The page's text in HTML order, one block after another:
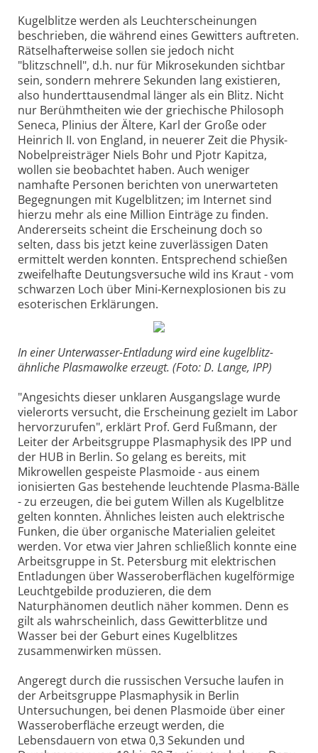
Kugelblitze werden als Leuchterscheinungen
beschrieben, die während eines Gewitters auftreten.
Rätselhafterweise sollen sie jedoch nicht
"blitzschnell", d.h. nur für Mikrosekunden sichtbar
sein, sondern mehrere Sekunden lang existieren,
also hunderttausendmal länger als ein Blitz. Nicht
nur Berühmtheiten wie der griechische Philosoph
Seneca, Plinius der Ältere, Karl der Große oder
Heinrich II. von England, in neuerer Zeit die Physik-
Nobelpreisträger Niels Bohr und Pjotr Kapitza,
wollen sie beobachtet haben. Auch weniger
namhafte Personen berichten von unerwarteten
Begegnungen mit Kugelblitzen; im Internet sind
hierzu mehr als eine Million Einträge zu finden.
Andererseits scheint die Erscheinung doch so
selten, dass bis jetzt keine zuverlässigen Daten
ermittelt werden konnten. Entsprechend schießen
zweifelhafte Deutungsversuche wild ins Kraut - vom
schwarzen Loch über Mini-Kernexplosionen bis zu
esoterischen Erklärungen.
In einer Unterwasser-Entladung wird eine kugelblitz-
ähnliche Plasmawolke erzeugt. (Foto: D. Lange, IPP)
"Angesichts dieser unklaren Ausgangslage wurde
vielerorts versucht, die Erscheinung gezielt im Labor
hervorzurufen", erklärt Prof. Gerd Fußmann, der
Leiter der Arbeitsgruppe Plasmaphysik des IPP und
der HUB in Berlin. So gelang es bereits, mit
Mikrowellen gespeiste Plasmoide - aus einem
ionisierten Gas bestehende leuchtende Plasma-Bälle
- zu erzeugen, die bei gutem Willen als Kugelblitze
gelten konnten. Ähnliches leisten auch elektrische
Funken, die über organische Materialien geleitet
werden. Vor etwa vier Jahren schließlich konnte eine
Arbeitsgruppe in St. Petersburg mit elektrischen
Entladungen über Wasseroberflächen kugelförmige
Leuchtgebilde produzieren, die dem
Naturphänomen deutlich näher kommen. Denn es
gilt als wahrscheinlich, dass Gewitterblitze und
Wasser bei der Geburt eines Kugelblitzes
zusammenwirken müssen.
Angeregt durch die russischen Versuche laufen in
der Arbeitsgruppe Plasmaphysik in Berlin
Untersuchungen, bei denen Plasmoide über einer
Wasseroberfläche erzeugt werden, die
Lebensdauern von etwa 0,3 Sekunden und